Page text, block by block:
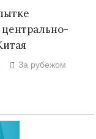
За рубежом